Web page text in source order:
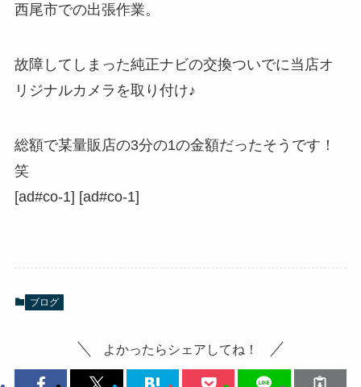
西尾市での出張作業。
故障してしまった純正ナビの交換ついでに当店オ
リジナルカメラを取り付け♪
総額で某量販店の3分の1の金額だったそうです！
笑
[ad#co-1] [ad#co-1]
ブログ
よかったらシェアしてね！